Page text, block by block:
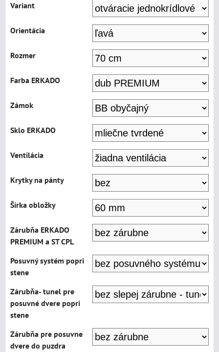
Variant
Orientácia
Rozmer
Farba ERKADO
Zámok
Sklo ERKADO
Ventilácia
Krytky na pánty
Šírka obložky
Zárubňa ERKADO
PREMIUM a ST CPL
Posuvný systém popri
stene
Zárubňa- tunel pre
posuvné dvere popri
stene
Zárubňa pre posuvne
dvere do puzdra